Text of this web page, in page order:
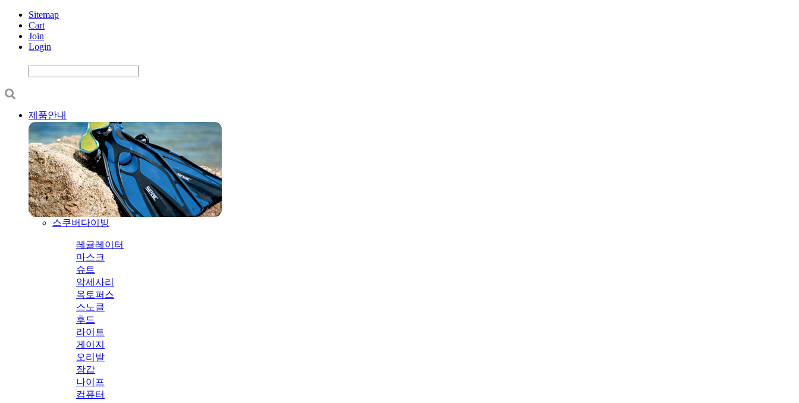
Sitemap
Cart
Join
Login
제품안내
스쿠버다이빙
레귤레이터
마스크
슈트
악세사리
옥토퍼스
스노클
후드
라이트
게이지
오리발
장갑
나이프
컴퓨터